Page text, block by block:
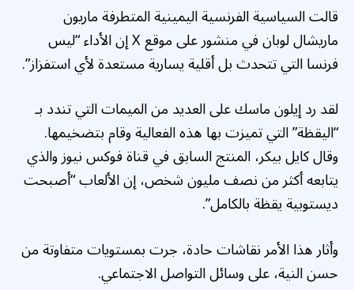
قالت السياسية الفرنسية اليمينية المتطرفة ماريون
ماريشال لوبان في منشور على موقع X إن الأداء “ليس
فرنسا التي تتحدث بل أقلية يسارية مستعدة لأي استفزاز”.
لقد رد إيلون ماسك على العديد من الميمات التي تندد بـ
“اليقظة” التي تميزت بها هذه الفعالية وقام بتضخيمها.
وقال كايل بيكر، المنتج السابق في قناة فوكس نيوز والذي
يتابعه أكثر من نصف مليون شخص، إن الألعاب “أصبحت
ديستوبية يقظة بالكامل”.
وأثار هذا الأمر نقاشات حادة، جرت بمستويات متفاوتة من
حسن النية، على وسائل التواصل الاجتماعي.